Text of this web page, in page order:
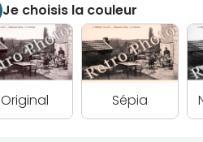
Je choisis la couleur
Original Sépia